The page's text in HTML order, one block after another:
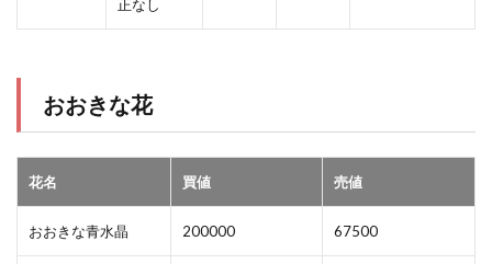
正なし
おおきな花
花名 買値 売値
おおきな青水晶 200000 67500